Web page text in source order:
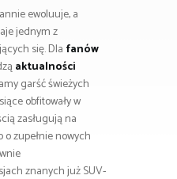
ewoluuje, a
jednym z
się. Dla fanów
aktualności
garść świeżych
obfitowały w
zasługują na
o zupełnie nowych
znanych już SUV-